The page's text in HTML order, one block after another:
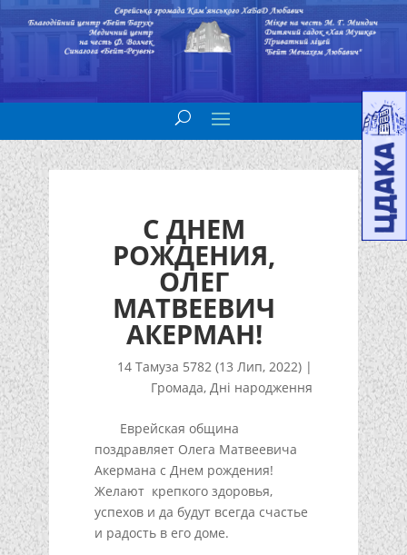
С ДНЕМ
РОЖДЕНИЯ,
ОЛЕГ
МАТВЕЕВИЧ
АКЕРМАН!
14 Тамуза 5782 (13 Лип, 2022) |
Громада,Дні народження
Еврейская община
поздравляет Олега Матвеевича
Акермана с Днем рождения!
Желают крепкого здоровья,
успехов и да будут всегда счастье
и радость в его доме.